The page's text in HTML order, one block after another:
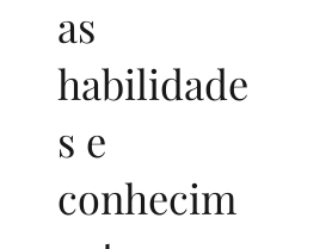
as
habilidade
s e
conhecim